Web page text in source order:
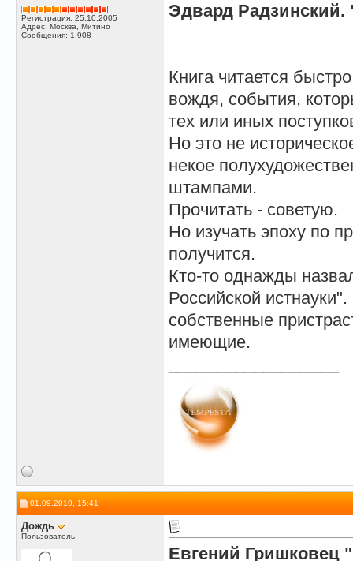
Регистрация: 25.10.2005
Адрес: Москва, Митино
Сообщения: 1,908
Эдвард
Книга читается
вождя, события,
тех или иных
Но это не
некое
штампами.
Прочитать - советую.
Но изучать эпоху по
получится.
Кто-то однажды
Российской
собственные
имеющие.
01.09.2010, 15:41
Дождь
Пользователь
Евгений Гришковец